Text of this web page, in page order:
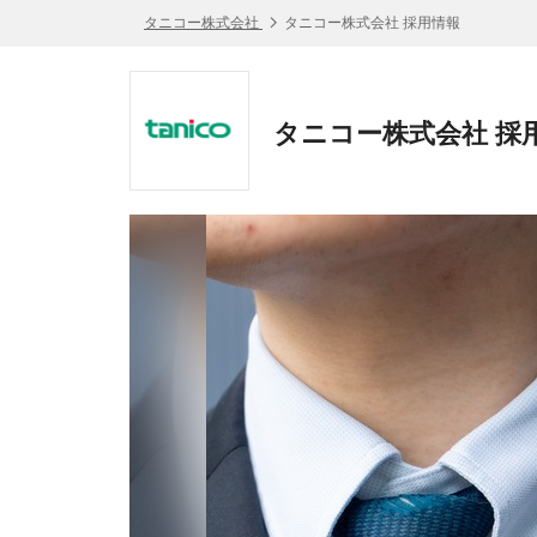
タニコー株式会社 タニコー株式会社 採用情報
タニコー株式会社 採